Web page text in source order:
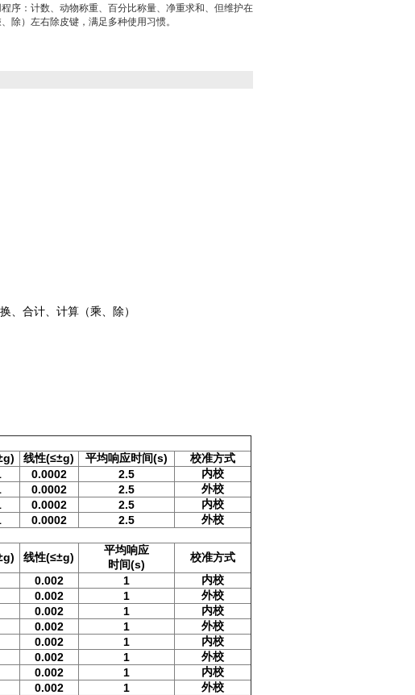
序：计数、动物称重、百分比称量、净重求和、但维护在
除）左右除皮键，满足多种使用习惯。
、合计、计算（乘、除）
线性(≤±g) 平均响应时间(s)
校准方式
0.0002 2.5
内校
0.0002 2.5
外校
0.0002 2.5
内校
0.0002 2.5
外校
线性(≤±g)
平均响应
时间(s)
校准方式
0.002 1
内校
0.002 1
外校
0.002 1
内校
0.002 1
外校
0.002 1
内校
0.002 1
外校
0.002 1
内校
0.002 1
外校